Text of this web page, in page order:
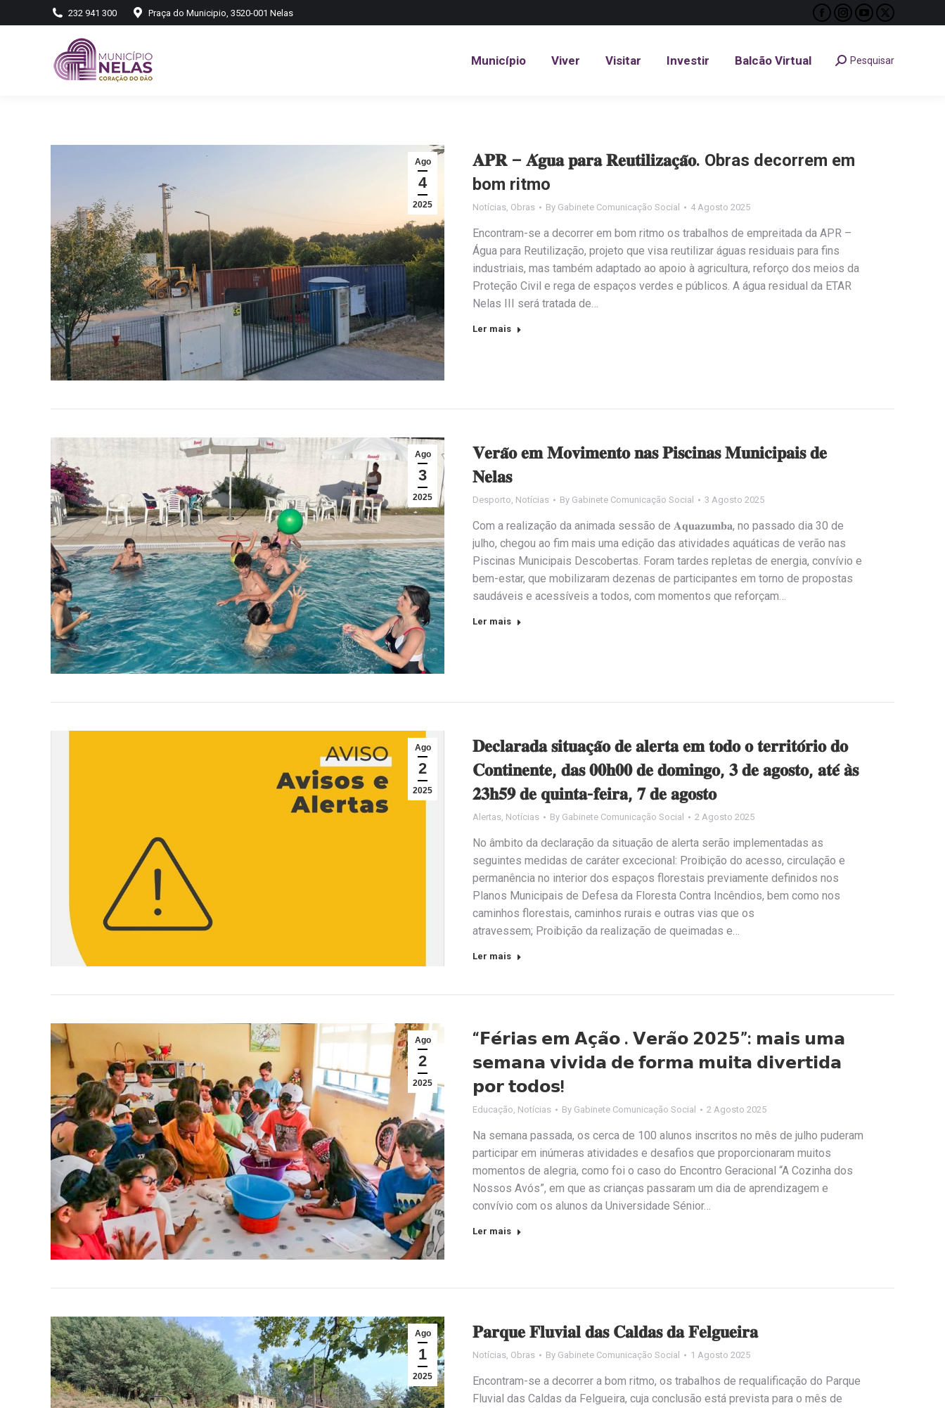
232 941 300 Praça do Municipio, 3520-001 Nelas
Facebook
opens
Instagram
opens
YouTube
opens
X
opens
Município Viver Visitar Investir Balcão Virtual Search:Pesquisar
Ago
4
2025
𝐀𝐏𝐑 – 𝐀́𝐠𝐮𝐚 𝐩𝐚𝐫𝐚 𝐑𝐞𝐮𝐭𝐢𝐥𝐢𝐳𝐚𝐜̧𝐚̃𝐨. Obras decorrem em
bom ritmo
Notícias, Obras By Gabinete Comunicação Social 4 Agosto 2025
Encontram-se a decorrer em bom ritmo os trabalhos de empreitada da APR –
Água para Reutilização, projeto que visa reutilizar águas residuais para fins
industriais, mas também adaptado ao apoio à agricultura, reforço dos meios da
Proteção Civil e rega de espaços verdes e públicos. A água residual da ETAR
Nelas III será tratada de…
Ler mais
Ago
3
2025
𝐕𝐞𝐫𝐚̃𝐨 𝐞𝐦 𝐌𝐨𝐯𝐢𝐦𝐞𝐧𝐭𝐨 𝐧𝐚𝐬 𝐏𝐢𝐬𝐜𝐢𝐧𝐚𝐬 𝐌𝐮𝐧𝐢𝐜𝐢𝐩𝐚𝐢𝐬 𝐝𝐞
𝐍𝐞𝐥𝐚𝐬
Desporto, Notícias By Gabinete Comunicação Social 3 Agosto 2025
Com a realização da animada sessão de 𝐀𝐪𝐮𝐚𝐳𝐮𝐦𝐛𝐚, no passado dia 30 de
julho, chegou ao fim mais uma edição das atividades aquáticas de verão nas
Piscinas Municipais Descobertas. Foram tardes repletas de energia, convívio e
bem-estar, que mobilizaram dezenas de participantes em torno de propostas
saudáveis e acessíveis a todos, com momentos que reforçam…
Ler mais
Ago
2
2025
𝐃𝐞𝐜𝐥𝐚𝐫𝐚𝐝𝐚 𝐬𝐢𝐭𝐮𝐚𝐜̧𝐚̃𝐨 𝐝𝐞 𝐚𝐥𝐞𝐫𝐭𝐚 𝐞𝐦 𝐭𝐨𝐝𝐨 𝐨 𝐭𝐞𝐫𝐫𝐢𝐭𝐨́𝐫𝐢𝐨 𝐝𝐨
𝐂𝐨𝐧𝐭𝐢𝐧𝐞𝐧𝐭𝐞, 𝐝𝐚𝐬 𝟎𝟎𝐡𝟎𝟎 𝐝𝐞 𝐝𝐨𝐦𝐢𝐧𝐠𝐨, 𝟑 𝐝𝐞 𝐚𝐠𝐨𝐬𝐭𝐨, 𝐚𝐭𝐞́ 𝐚̀𝐬
𝟐𝟑𝐡𝟓𝟗 𝐝𝐞 𝐪𝐮𝐢𝐧𝐭𝐚-𝐟𝐞𝐢𝐫𝐚, 𝟕 𝐝𝐞 𝐚𝐠𝐨𝐬𝐭𝐨
Alertas Notícias By Gabinete Comunicação Social 2 Agosto 2025
No âmbito da declaração da situação de alerta serão implementadas as
seguintes medidas de caráter excecional: Proibição do acesso, circulação e
permanência no interior dos espaços florestais previamente definidos nos
Planos Municipais de Defesa da Floresta Contra Incêndios, bem como nos
caminhos florestais, caminhos rurais e outras vias que os
atravessem; Proibição da realização de queimadas e…
Ler mais
Ago
2
2025
“𝗙𝗲́𝗿𝗶𝗮𝘀 𝗲𝗺 𝗔𝗰̧𝗮̃𝗼 . 𝗩𝗲𝗿𝗮̃𝗼 𝟮𝟬𝟮𝟱”: 𝗺𝗮𝗶𝘀 𝘂𝗺𝗮
𝘀𝗲𝗺𝗮𝗻𝗮 𝘃𝗶𝘃𝗶𝗱𝗮 𝗱𝗲 𝗳𝗼𝗿𝗺𝗮 𝗺𝘂𝗶𝘁𝗮 𝗱𝗶𝘃𝗲𝗿𝘁𝗶𝗱𝗮
𝗽𝗼𝗿 𝘁𝗼𝗱𝗼𝘀!
Educação, Notícias By Gabinete Comunicação Social 2 Agosto 2025
Na semana passada, os cerca de 100 alunos inscritos no mês de julho puderam
participar em inúmeras atividades e desafios que proporcionaram muitos
momentos de alegria, como foi o caso do Encontro Geracional “A Cozinha dos
Nossos Avós”, em que as crianças passaram um dia de aprendizagem e
convívio com os alunos da Universidade Sénior…
Ler mais
Ago
1
2025
𝐏𝐚𝐫𝐪𝐮𝐞 𝐅𝐥𝐮𝐯𝐢𝐚𝐥 𝐝𝐚𝐬 𝐂𝐚𝐥𝐝𝐚𝐬 𝐝𝐚 𝐅𝐞𝐥𝐠𝐮𝐞𝐢𝐫𝐚
Notícias Obras By Gabinete Comunicação Social 1 Agosto 2025
Encontram-se a decorrer a bom ritmo, os trabalhos de requalificação do Parque
Fluvial das Caldas da Felgueira, cuja conclusão está prevista para o mês de
Município Viver Visitar Investir Balcão Virtual Search:
Pesquisar